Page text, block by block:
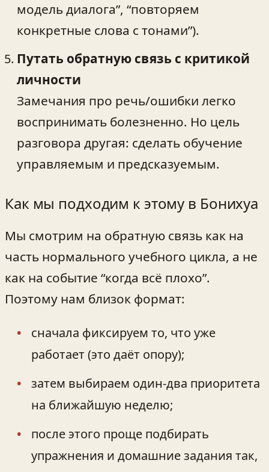
модель диалога”, “повторяем
конкретные слова с тонами”).
Путать обратную связь с критикой
личности
Замечания про речь/ошибки легко
воспринимать болезненно. Но цель
разговора другая: сделать обучение
управляемым и предсказуемым.
Как мы подходим к этому в Бонихуа
Мы смотрим на обратную связь как на
часть нормального учебного цикла, а не
как на событие “когда всё плохо”.
Поэтому нам близок формат:
сначала фиксируем то, что уже
работает (это даёт опору);
затем выбираем один-два приоритета
на ближайшую неделю;
после этого проще подбирать
упражнения и домашние задания так,